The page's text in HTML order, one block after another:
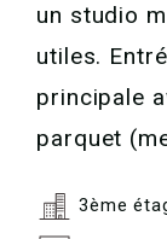
un studio
utiles.
principale
parquet
3ème